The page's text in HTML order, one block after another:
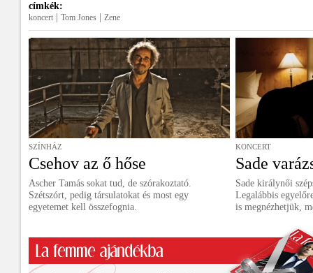
címkék:
koncert Tom Jones Zene
SZÍNHÁZ
Csehov az ő hőse
Ascher Tamás sokat tud, de szórakoztató.
Szétszórt, pedig társulatokat és most egy
egyetemet kell összefognia.
KONCERT
Sade
Sade királynői
Legalábbis
is megnézhetjük,